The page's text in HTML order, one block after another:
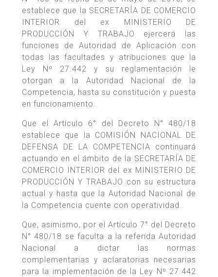
establece que la SECRETARÍA DE COMERCIO
INTERIOR del ex MINISTERIO DE
PRODUCCIÓN Y TRABAJO ejercerá las
funciones de Autoridad de Aplicación con
todas las facultades y atribuciones que la
Ley Nº 27.442 y su reglamentación le
otorgan a la Autoridad Nacional de la
Competencia, hasta su constitución y puesta
en funcionamiento.
Que el Artículo 6° del Decreto N° 480/18
establece que la COMISIÓN NACIONAL DE
DEFENSA DE LA COMPETENCIA continuará
actuando en el ámbito de la SECRETARÍA DE
COMERCIO INTERIOR del ex MINISTERIO DE
PRODUCCIÓN Y TRABAJO con su estructura
actual y hasta que la Autoridad Nacional de
la Competencia cuente con operatividad.
Que, asimismo, por el Artículo 7° del Decreto
N° 480/18 se faculta a la referida Autoridad
Nacional a dictar las normas
complementarias y aclaratorias necesarias
para la implementación de la Ley Nº 27.442